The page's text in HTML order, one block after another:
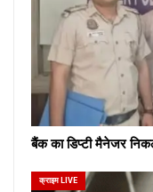
बैंक का डिप्टी मैनेजर
क्राइम LIVE